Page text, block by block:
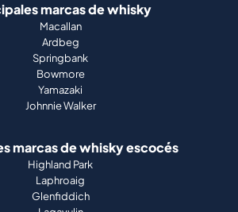
marcas de whisky
Macallan
Ardbeg
Springbank
Bowmore
Yamazaki
Johnnie Walker
marcas de whisky escocés
Highland Park
Laphroaig
Glenfiddich